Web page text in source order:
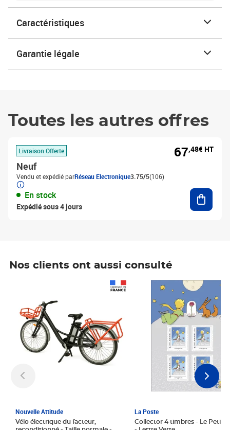
Caractéristiques
Garantie légale
Toutes les autres offres
Livraison Offerte
Neuf
Vendu et expédié parRéseau Electronique3.75/5(106)
En stock
Expédié sous 4 jours
67,48€ HT
Nos clients ont aussi consulté
Nouvelle Attitude
Vélo électrique du facteur,
La Poste
Collector 4 timbres - Le Petit
Prix 6,25€ HT